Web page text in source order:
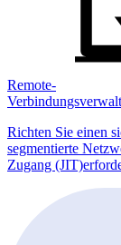
Remote-
Richten Sie einen
segmentierte
Zugang